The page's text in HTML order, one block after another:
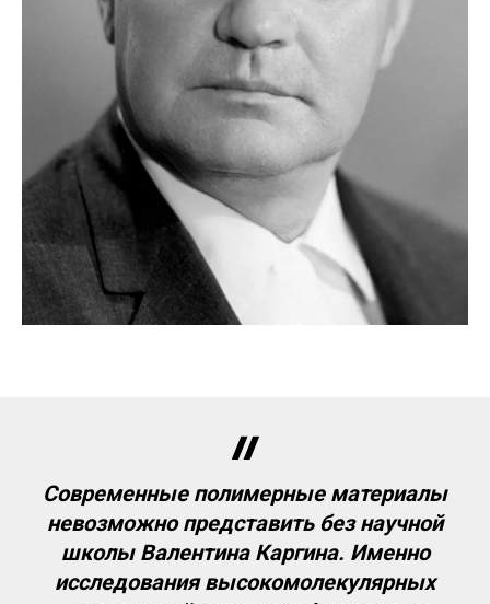
Современные полимерные материалы
невозможно представить без научной
школы Валентина Каргина. Именно
исследования высокомолекулярных